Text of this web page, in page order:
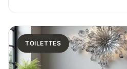
TOILETTES